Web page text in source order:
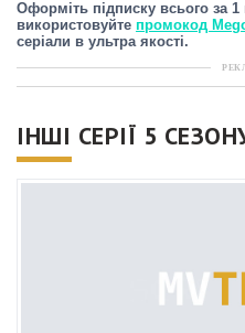
Оформіть підписку всього за
використовуйте промокод
серіали в ультра якості.
ІНШІ СЕРІЇ 5